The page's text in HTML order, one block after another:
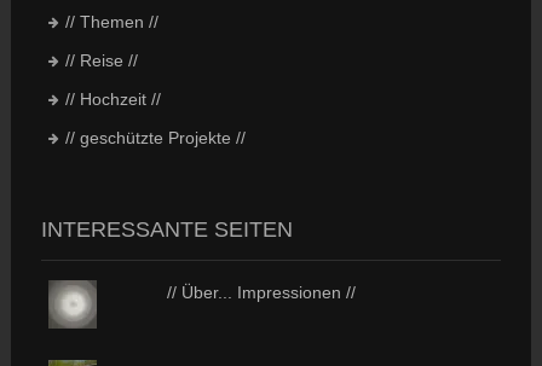
// Themen //
// Reise //
// Hochzeit //
// geschützte Projekte //
INTERESSANTE SEITEN
// Über... Impressionen //